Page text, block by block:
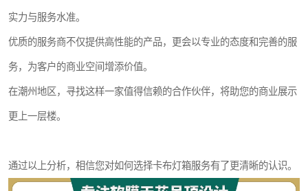
实力与服务水准。
优质的服务商不仅提供高性能的产品，更会以专业的态度和完善的服
务，为客户的商业空间增添价值。
在潮州地区，寻找这样一家值得信赖的合作伙伴，将助您的商业展示
更上一层楼。
通过以上分析，相信您对如何选择卡布灯箱服务有了更清晰的认识。